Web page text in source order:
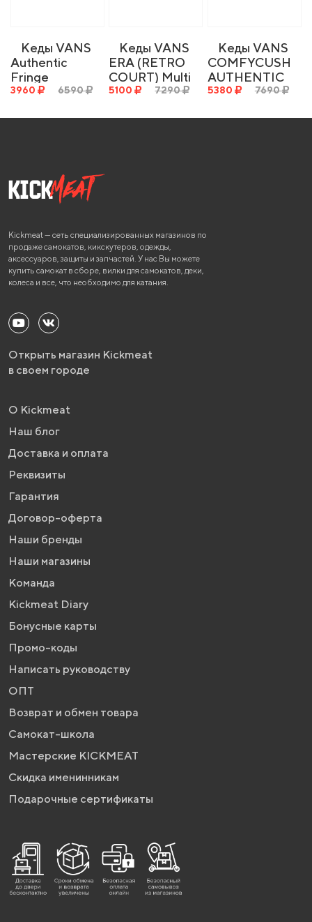
Кеды VANS
Authentic
Fringe
(Leather)
3960 6590
Кеды VANS
ERA (RETRO
COURT) Multi
5100 7290
Кеды VANS
COMFYCUSH
AUTHENTIC
CLASSIC
5380 7690
Kickmeat — сеть специализированных магазинов по
продаже самокатов, кикскутеров, одежды,
аксессуаров, защиты и запчастей. У нас Вы можете
купить самокат в сборе, вилки для самокатов, деки,
колеса и все, что необходимо для катания.
Открыть магазин Kickmeat
в своем городе
О Kickmeat
Наш блог
Доставка и оплата
Реквизиты
Гарантия
Договор-оферта
Наши бренды
Наши магазины
Команда
Kickmeat Diary
Бонусные карты
Промо-коды
Написать руководству
ОПТ
Возврат и обмен товара
Самокат-школа
Мастерские KICKMEAT
Скидка именинникам
Подарочные сертификаты